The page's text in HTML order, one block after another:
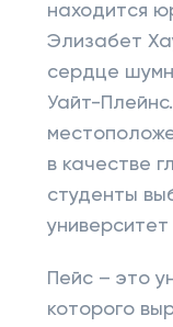
находится
Элизабет
сердце
Уайт-
в качестве
студенты
университет
Пейс – это
которого